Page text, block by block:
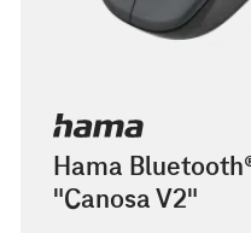
Hama
"Canosa V2"